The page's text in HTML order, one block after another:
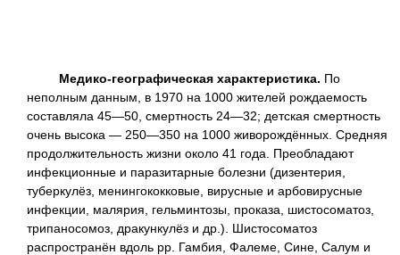
Медико-географическая характеристика. По
неполным данным, в 1970 на 1000 жителей рождаемость
составляла 45—50, смертность 24—32; детская смертность
очень высока — 250—350 на 1000 живорождённых. Средняя
продолжительность жизни около 41 года. Преобладают
инфекционные и паразитарные болезни (дизентерия,
туберкулёз, менингококковые, вирусные и арбовирусные
инфекции, малярия, гельминтозы, проказа, шистосоматоз,
трипаносомоз, дракункулёз и др.). Шистосоматоз
распространён вдоль рр. Гамбия, Фалеме, Сине, Салум и